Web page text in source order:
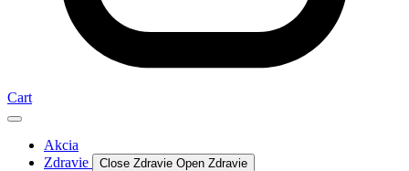
Cart
Akcia
Zdravie
Close Zdravie Open Zdravie